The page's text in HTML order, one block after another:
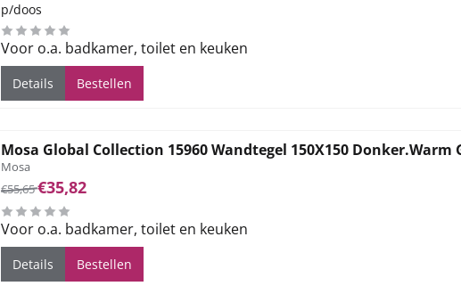
p/doos
Voor o.a. badkamer, toilet en keuken
Details Bestellen
Mosa Global Collection 15960 Wandtegel 150X150
Merk:
Mosa
Van 55,65 voor 35,82
€55,65€35,82
Voor o.a. badkamer, toilet en keuken
Details Bestellen